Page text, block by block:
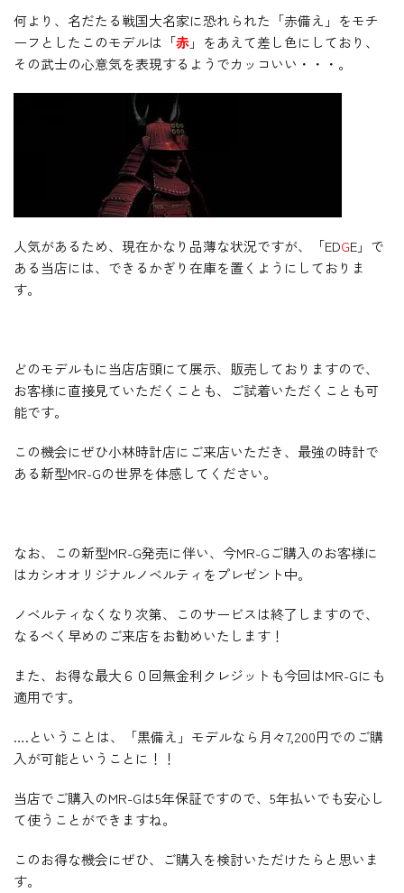
何より、名だたる戦国大名家に恐れられた「赤備え」をモチ
ーフとしたこのモデルは「赤」をあえて差し色にしており、
その武士の心意気を表現するようでカッコいい・・・。
人気があるため、現在かなり品薄な状況ですが、「EDGE」で
ある当店には、できるかぎり在庫を置くようにしておりま
す。
どのモデルもに当店店頭にて展示、販売しておりますので、
お客様に直接見ていただくことも、ご試着いただくことも可
能です。
この機会にぜひ小林時計店にご来店いただき、最強の時計で
ある新型MR-Gの世界を体感してください。
なお、この新型MR-G発売に伴い、今MR-Gご購入のお客様に
はカシオオリジナルノベルティをプレゼント中。
ノベルティなくなり次第、このサービスは終了しますので、
なるべく早めのご来店をお勧めいたします！
また、お得な最大６０回無金利クレジットも今回はMR-Gにも
適用です。
….ということは、「黒備え」モデルなら月々7,200円でのご購
入が可能ということに！！
当店でご購入のMR-Gは5年保証ですので、5年払いでも安心し
て使うことができますね。
このお得な機会にぜひ、ご購入を検討いただけたらと思いま
す。